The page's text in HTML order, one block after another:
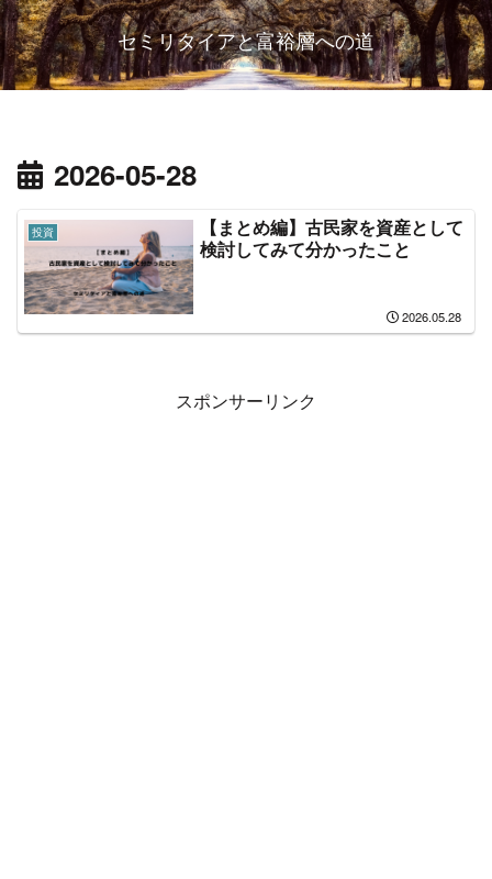
セミリタイアと富裕層への道
2026-05-28
投資
【まとめ編】古民家を資産として
検討してみて分かったこと
2026.05.28
スポンサーリンク